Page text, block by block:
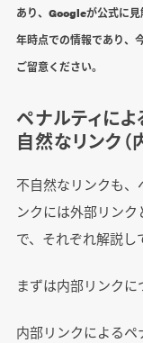
あり、Googleが公式に
年時点での情報であり、
ご留意ください。
ペナルティに
自然なリンク（
不自然なリンクも、
ンクには外部リン
で、それぞれ解説し
まずは内部リンクに
内部リンクによるペ